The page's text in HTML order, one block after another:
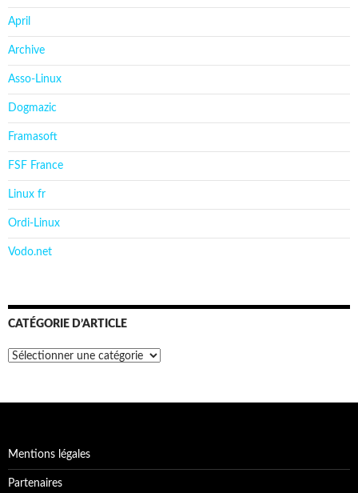
April
Archive
Asso-Linux
Dogmazic
Framasoft
FSF France
Linux fr
Ordi-Linux
Vodo.net
CATÉGORIE D’ARTICLE
Catégorie
Mentions légales
Partenaires